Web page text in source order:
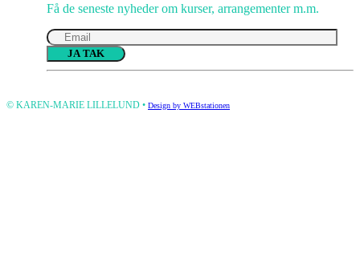
Få de seneste nyheder om kurser, arrangementer m.m.
Please
this
field
© KAREN-MARIE LILLELUND • Design by WEBstationen